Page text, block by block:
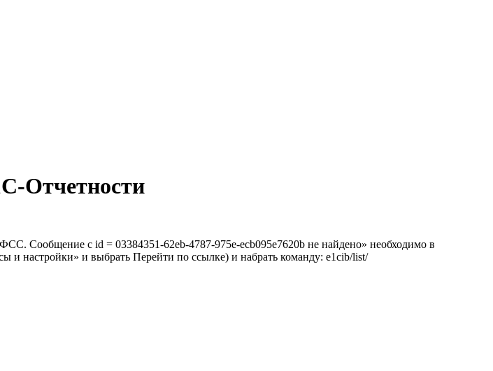
Отчетности
Сообщение с id = 03384351-62eb-4787-975e-ecb095e7620b не найдено» необходимо в
настройки» и выбрать Перейти по ссылке) и набрать команду: e1cib/list/